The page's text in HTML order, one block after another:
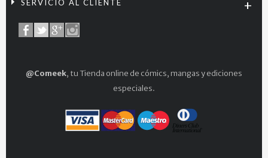
SERVICIO AL CLIENTE
@Comeek, tu Tienda online de cómics, mangas y ediciones
especiales.